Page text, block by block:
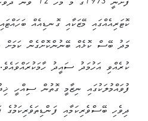
ފެށުނީ
ކޮޓަރިއެއްގައި މޭޒަކާއި ގޮނޑިއެއް
މަދު ބޭސް ކޮޅެއް ބޭނުންކޮށްގެން ކަމަށް
ކުރެއްވި އަހުމަދު ސައީދު ހާމަކުރައްވައެވެ.
ފުވައްމުލަކުގައި ނިޒާމީ ގޮތުން ސިއްހީ
ދިވެހި ބޭސްވެރިކަމާއި